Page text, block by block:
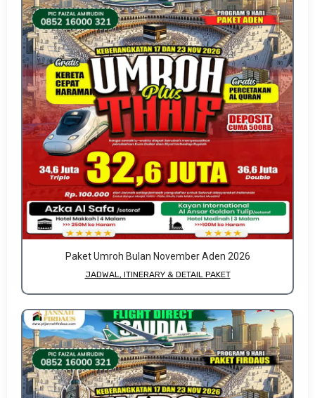
Paket Umroh Bulan November Aden 2026
JADWAL, ITINERARY & DETAIL PAKET